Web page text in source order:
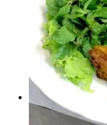
Bếp Gia Đình
Học Nấu Ăn
Chuyên Đề
Khởi Sự
Khởi Sự
Bí Quyết
Thực
Video Dạy
Pha Chế
Nghiệp Vụ
Nghiệp Vụ